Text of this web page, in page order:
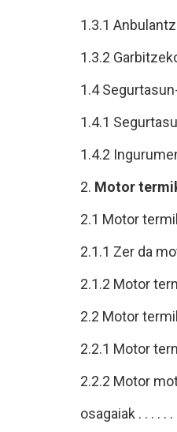
1.3.1
1.3.2
1.4
1.4.1
1.4.2
2. Motor
2.1 Motor
2.1.1 Zer da
2.1.2 Motor
2.2 Motor
2.2.1 Motor
2.2.2 Motor
osagaiak . . . . .